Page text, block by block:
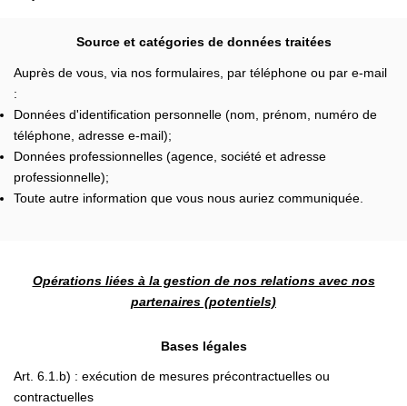
Source et catégories de données traitées
Auprès de vous, via nos formulaires, par téléphone ou par e-mail
:
Données d'identification personnelle (nom, prénom, numéro de
téléphone, adresse e-mail);
Données professionnelles (agence, société et adresse
professionnelle);
Toute autre information que vous nous auriez communiquée.
Opérations liées à la gestion de nos relations avec nos
partenaires (potentiels)
Bases légales
Art. 6.1.b) : exécution de mesures précontractuelles ou
contractuelles